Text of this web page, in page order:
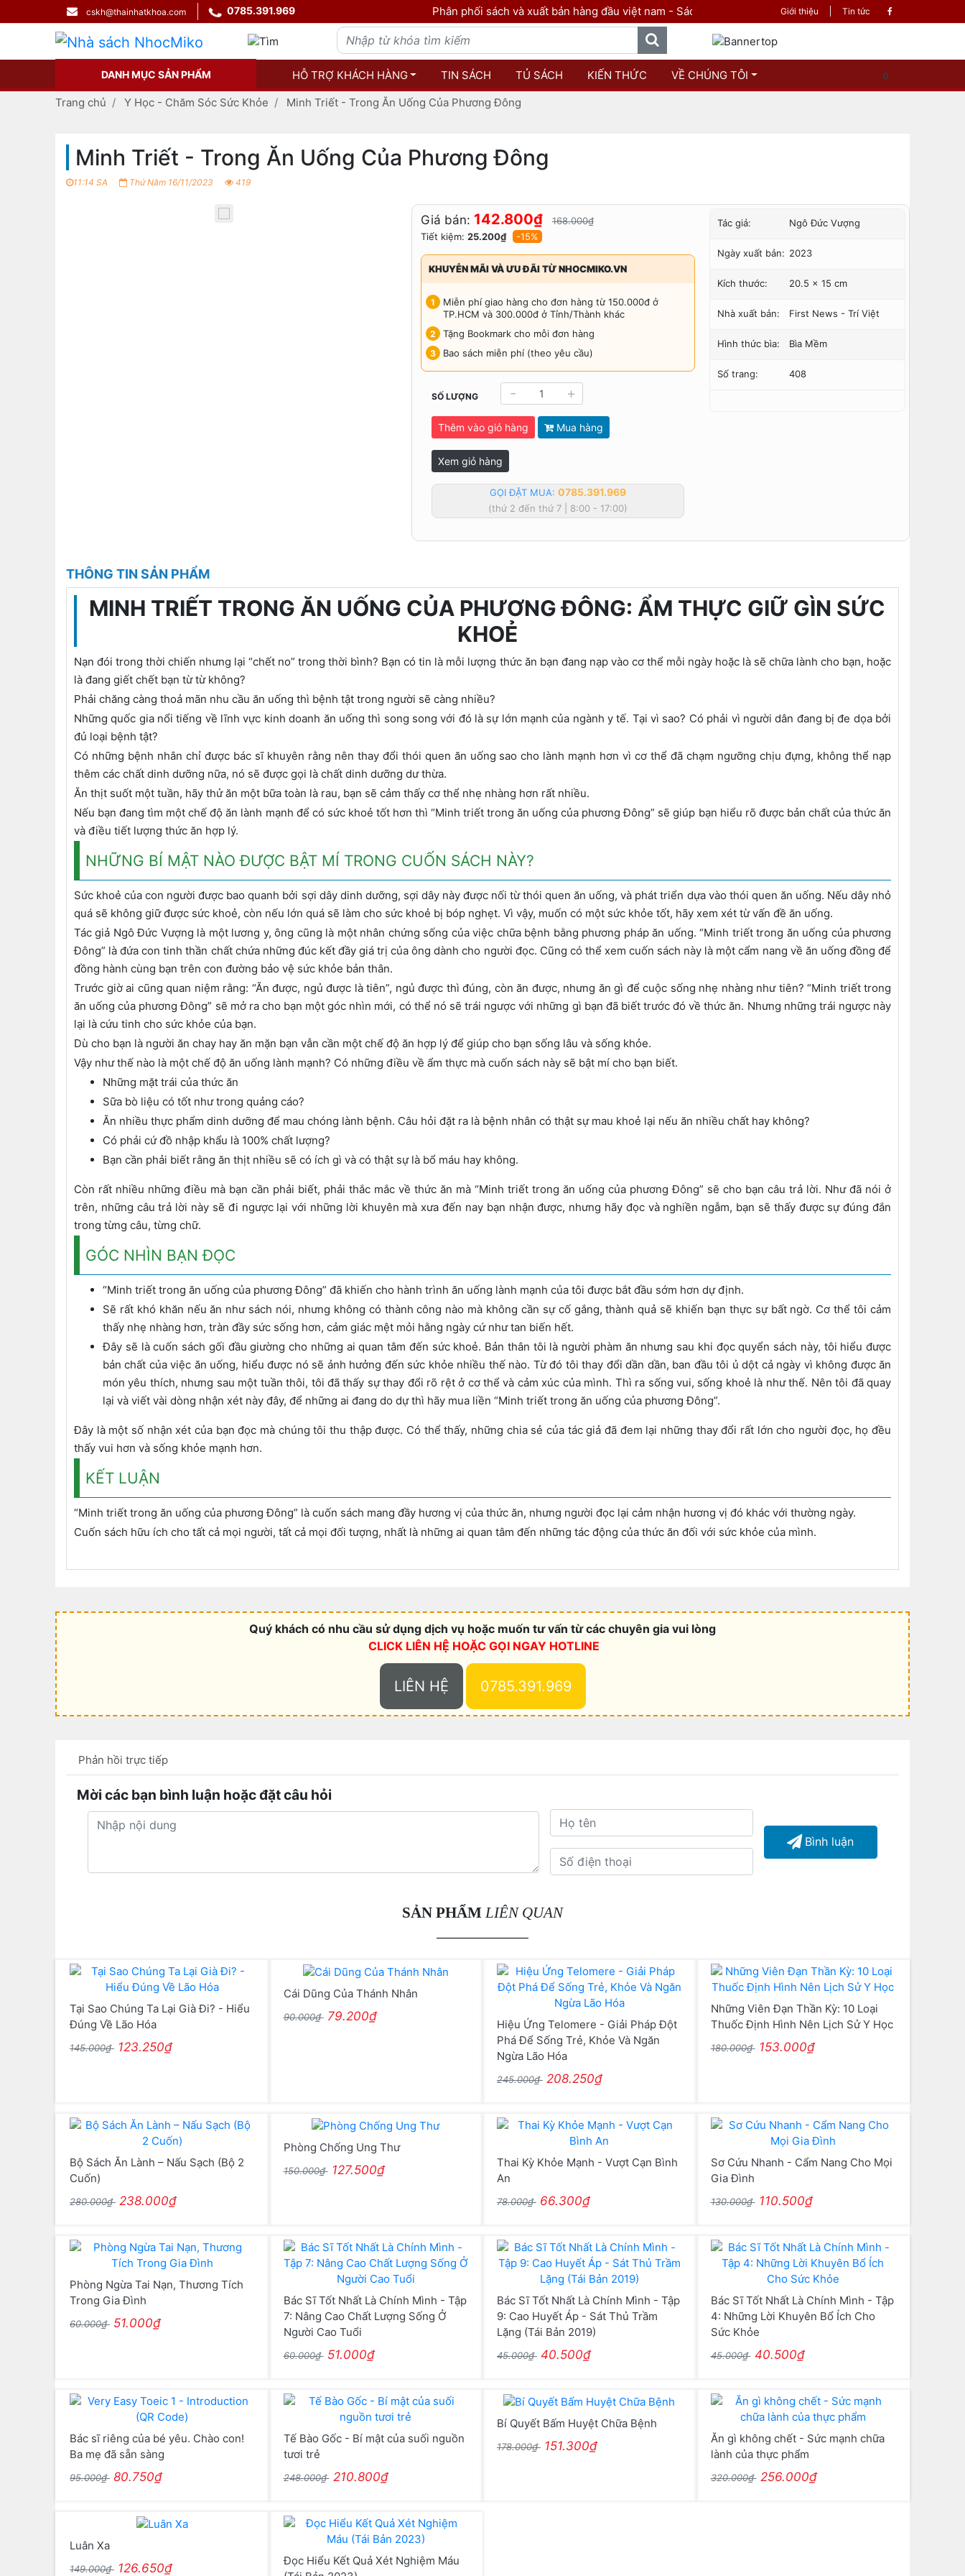
cskh@thainhatkhoa.com 0785.391.969 Phân phối sách và xuất bản hàng đầu việt nam - Sách là tri thức Giới thiệu Tin tức
HỖ TRỢ KHÁCH HÀNG TIN SÁCH TỦ SÁCH KIẾN THỨC VỀ CHÚNG TÔI 0
DANH MỤC SẢN PHẨM
Trang chủ Y Học - Chăm Sóc Sức Khỏe Minh Triết - Trong Ăn Uống Của Phương Đông
Minh Triết - Trong Ăn Uống Của Phương Đông
11:14 SA Thứ Năm 16/11/2023 419
Giá bán: 142.800₫
168.000₫
Tiết kiệm: 25.200₫ -15%
KHUYỄN MÃI VÀ ƯU ĐÃI TỪ NHOCMIKO.VN
Miễn phí giao hàng cho đơn hàng từ 150.000đ ở
TP.HCM và 300.000đ ở Tỉnh/Thành khác
Tặng Bookmark cho mỗi đơn hàng
Bao sách miễn phí (theo yêu cầu)
SỐ LƯỢNG - +
Thêm vào giỏ hàng Mua hàng
Xem giỏ hàng
GỌI ĐẶT MUA: 0785.391.969
(thứ 2 đến thứ 7 | 8:00 - 17:00)
Tác giả: Ngô Đức Vượng
Ngày xuất bản: 2023
Kích thước: 20.5 x 15 cm
Nhà xuất bản: First News - Trí Việt
Hình thức bìa: Bìa Mềm
Số trang: 408
THÔNG TIN SẢN PHẨM
MINH TRIẾT TRONG ĂN UỐNG CỦA PHƯƠNG ĐÔNG: ẨM THỰC GIỮ GÌN SỨC
KHOẺ
Nạn đói trong thời chiến nhưng lại “chết no” trong thời bình? Bạn có tin là mỗi lượng thức ăn bạn đang nạp vào cơ thể mỗi ngày hoặc là sẽ chữa lành cho bạn, hoặc
là đang giết chết bạn từ từ không?
Phải chăng càng thoả mãn nhu cầu ăn uống thì bệnh tật trong người sẽ càng nhiều?
Những quốc gia nổi tiếng về lĩnh vực kinh doanh ăn uống thì song song với đó là sự lớn mạnh của ngành y tế. Tại vì sao? Có phải vì người dân đang bị đe dọa bởi
đủ loại bệnh tật?
Có những bệnh nhân chỉ được bác sĩ khuyên rằng nên thay đổi thói quen ăn uống sao cho lành mạnh hơn vì cơ thể đã chạm ngưỡng chịu đựng, không thể nạp
thêm các chất dinh dưỡng nữa, nó sẽ được gọi là chất dinh dưỡng dư thừa.
Ăn thịt suốt một tuần, hãy thử ăn một bữa toàn là rau, bạn sẽ cảm thấy cơ thể nhẹ nhàng hơn rất nhiều.
Nếu bạn đang tìm một chế độ ăn lành mạnh để có sức khoẻ tốt hơn thì “Minh triết trong ăn uống của phương Đông” sẽ giúp bạn hiểu rõ được bản chất của thức ăn
và điều tiết lượng thức ăn hợp lý.
NHỮNG BÍ MẬT NÀO ĐƯỢC BẬT MÍ TRONG CUỐN SÁCH NÀY?
Sức khoẻ của con người được bao quanh bởi sợi dây dinh dưỡng, sợi dây này được nối từ thói quen ăn uống, và phát triển dựa vào thói quen ăn uống. Nếu dây nhỏ
quá sẽ không giữ được sức khoẻ, còn nếu lớn quá sẽ làm cho sức khoẻ bị bóp nghẹt. Vì vậy, muốn có một sức khỏe tốt, hãy xem xét từ vấn đề ăn uống.
Tác giả Ngô Đức Vượng là một lương y, ông cũng là một nhân chứng sống của việc chữa bệnh bằng phương pháp ăn uống. “Minh triết trong ăn uống của phương
Đông” là đứa con tinh thần chất chứa những đúc kết đầy giá trị của ông dành cho người đọc. Cũng có thể xem cuốn sách này là một cẩm nang về ăn uống đồng để
đồng hành cùng bạn trên con đường bảo vệ sức khỏe bản thân.
Trước giờ ai cũng quan niệm rằng: “Ăn được, ngủ được là tiên”, ngủ được thì đúng, còn ăn được, nhưng ăn gì để cuộc sống nhẹ nhàng như tiên? “Minh triết trong
ăn uống của phương Đông” sẽ mở ra cho bạn một góc nhìn mới, có thể nó sẽ trái ngược với những gì bạn đã biết trước đó về thức ăn. Nhưng những trái ngược này
lại là cứu tinh cho sức khỏe của bạn.
Dù cho bạn là người ăn chay hay ăn mặn bạn vẫn cần một chế độ ăn hợp lý để giúp cho bạn sống lâu và sống khỏe.
Vậy như thế nào là một chế độ ăn uống lành mạnh? Có những điều về ẩm thực mà cuốn sách này sẽ bật mí cho bạn biết.
Những mặt trái của thức ăn
Sữa bò liệu có tốt như trong quảng cáo?
Ăn nhiều thực phẩm dinh dưỡng để mau chóng lành bệnh. Câu hỏi đặt ra là bệnh nhân có thật sự mau khoẻ lại nếu ăn nhiều chất hay không?
Có phải cứ đồ nhập khẩu là 100% chất lượng?
Bạn cần phải biết rằng ăn thịt nhiều sẽ có ích gì và có thật sự là bổ máu hay không.
Còn rất nhiều những điều mà bạn cần phải biết, phải thắc mắc về thức ăn mà “Minh triết trong ăn uống của phương Đông” sẽ cho bạn câu trả lời. Như đã nói ở
trên, những câu trả lời này sẽ đi ngược lại với những lời khuyên mà xưa đến nay bạn nhận được, nhưng hãy đọc và nghiền ngẫm, bạn sẽ thấy được sự đúng đắn
trong từng câu, từng chữ.
GÓC NHÌN BẠN ĐỌC
“Minh triết trong ăn uống của phương Đông” đã khiến cho hành trình ăn uống lành mạnh của tôi được bắt đầu sớm hơn dự định.
Sẽ rất khó khăn nếu ăn như sách nói, nhưng không có thành công nào mà không cần sự cố gắng, thành quả sẽ khiến bạn thực sự bất ngờ. Cơ thể tôi cảm
thấy nhẹ nhàng hơn, tràn đầy sức sống hơn, cảm giác mệt mỏi hằng ngày cứ như tan biến hết.
Đây sẽ là cuốn sách gối đầu giường cho những ai quan tâm đến sức khoẻ. Bản thân tôi là người phàm ăn nhưng sau khi đọc quyển sách này, tôi hiểu được
bản chất của việc ăn uống, hiểu được nó sẽ ảnh hưởng đến sức khỏe nhiều thế nào. Từ đó tôi thay đổi dần dần, ban đầu tôi ủ dột cả ngày vì không được ăn
món yêu thích, nhưng sau một tuần thôi, tôi đã thấy sự thay đổi rõ rệt ở cơ thể và cảm xúc của mình. Thì ra sống vui, sống khoẻ là như thế. Nên tôi đã quay
lại và viết vài dòng nhận xét này đây, để những ai đang do dự thì hãy mua liền “Minh triết trong ăn uống của phương Đông”.
Đây là một số nhận xét của bạn đọc mà chúng tôi thu thập được. Có thể thấy, những chia sẻ của tác giả đã đem lại những thay đổi rất lớn cho người đọc, họ đều
thấy vui hơn và sống khỏe mạnh hơn.
KẾT LUẬN
“Minh triết trong ăn uống của phương Đông” là cuốn sách mang đầy hương vị của thức ăn, nhưng người đọc lại cảm nhận hương vị đó khác với thường ngày.
Cuốn sách hữu ích cho tất cả mọi người, tất cả mọi đối tượng, nhất là những ai quan tâm đến những tác động của thức ăn đối với sức khỏe của mình.
Quý khách có nhu cầu sử dụng dịch vụ hoặc muốn tư vấn từ các chuyên gia vui lòng
CLICK LIÊN HỆ HOẶC GỌI NGAY HOTLINE
LIÊN HỆ 0785.391.969
Phản hồi trực tiếp
Mời các bạn bình luận hoặc đặt câu hỏi
Bình luận
SẢN PHẨM LIÊN QUAN
Tại Sao Chúng Ta Lại Già Đi? - Hiểu
Đúng Về Lão Hóa
145.000₫ 123.250₫
Cái Dũng Của Thánh Nhân
90.000₫ 79.200₫
Hiệu Ứng Telomere - Giải Pháp Đột
Phá Để Sống Trẻ, Khỏe Và Ngăn
Ngừa Lão Hóa
245.000₫ 208.250₫
Những Viên Đạn Thần Kỳ: 10 Loại
Thuốc Định Hình Nên Lịch Sử Y Học
180.000₫ 153.000₫
Bộ Sách Ăn Lành – Nấu Sạch (Bộ 2
Cuốn)
280.000₫ 238.000₫
Phòng Chống Ung Thư
150.000₫ 127.500₫
Thai Kỳ Khỏe Mạnh - Vượt Cạn Bình
An
78.000₫ 66.300₫
Sơ Cứu Nhanh - Cẩm Nang Cho Mọi
Gia Đình
130.000₫ 110.500₫
Phòng Ngừa Tai Nạn, Thương Tích
Trong Gia Đình
60.000₫ 51.000₫
Bác Sĩ Tốt Nhất Là Chính Mình - Tập
7: Nâng Cao Chất Lượng Sống Ở
Người Cao Tuổi
60.000₫ 51.000₫
Bác Sĩ Tốt Nhất Là Chính Mình - Tập
9: Cao Huyết Áp - Sát Thủ Trầm
Lặng (Tái Bản 2019)
45.000₫ 40.500₫
Bác Sĩ Tốt Nhất Là Chính Mình - Tập
4: Những Lời Khuyên Bổ Ích Cho
Sức Khỏe
45.000₫ 40.500₫
Bác sĩ riêng của bé yêu. Chào con!
Ba mẹ đã sẵn sàng
95.000₫ 80.750₫
Tế Bào Gốc - Bí mật của suối nguồn
tươi trẻ
248.000₫ 210.800₫
Bí Quyết Bấm Huyệt Chữa Bệnh
178.000₫ 151.300₫
Ăn gì không chết - Sức mạnh chữa
lành của thực phẩm
320.000₫ 256.000₫
Luân Xa
149.000₫ 126.650₫
Đọc Hiểu Kết Quả Xét Nghiệm Máu